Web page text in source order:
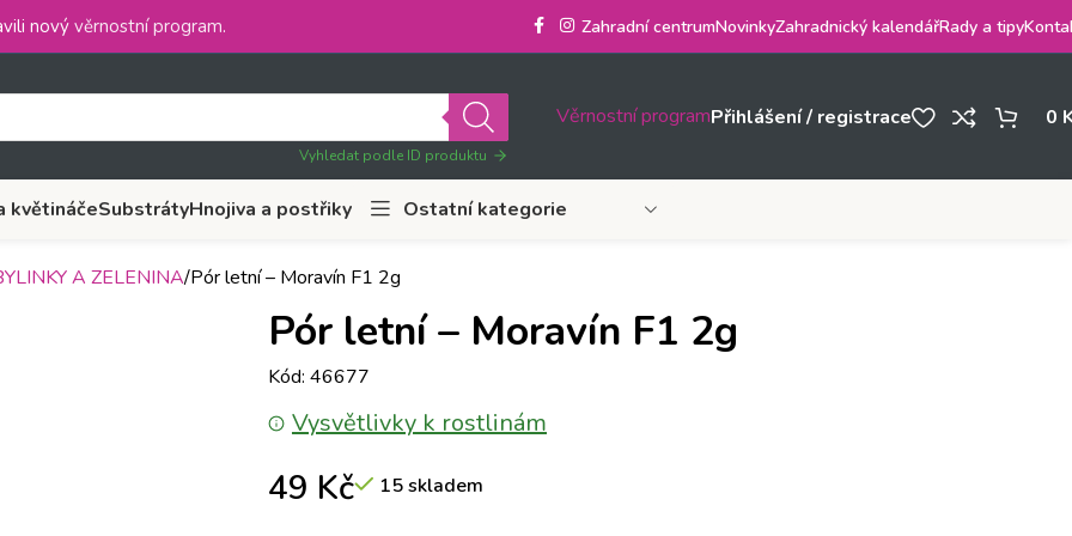
nový věrnostní program. Zahradní centrumNovinkyZahradnický kalendářRady a tipy
Vyhledat podle ID produktu
Věrnostní programPřihlášení / registrace 0
květináčeSubstrátyHnojiva a postřiky Ostatní kategorie
A ZELENINA Pór letní – Moravín F1 2g
Pór letní – Moravín F1 2g
Kód: 46677
Vysvětlivky k rostlinám
49 Kč 15 skladem